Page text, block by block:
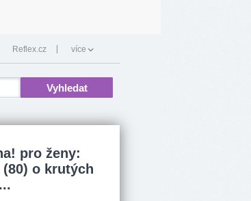
Reflex.cz více
pro ženy:
o krutých